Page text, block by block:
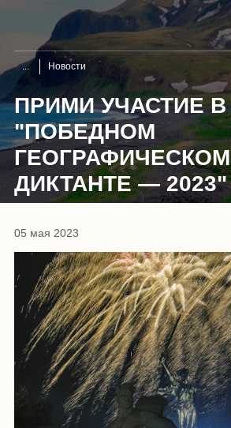
Новости
ПРИМИ УЧАСТИЕ В
"ПОБЕДНОМ
ГЕОГРАФИЧЕСКОМ
ДИКТАНТЕ — 2023"
05 мая 2023